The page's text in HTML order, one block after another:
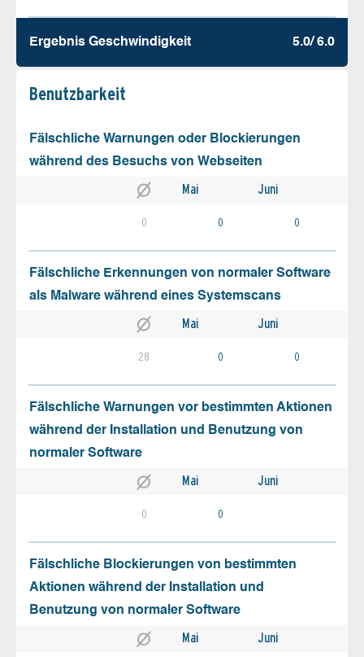
Ergebnis Geschw­indigkeit 5.0/ 6.0
Benutz­barkeit
Fälschliche Warnungen oder Blockierungen
während des Besuchs von Webseiten
Mai Juni
0 0 0
Fälschliche Erkennungen von normaler Software
als Malware während eines Systemscans
Mai Juni
28 0 0
Fälschliche Warnungen vor bestimmten Aktionen
während der Installation und Benutzung von
normaler Software
Mai Juni
0 0
Fälschliche Blockierungen von bestimmten
Aktionen während der Installation und
Benutzung von normaler Software
Mai Juni